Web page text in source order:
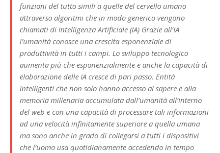
funzioni del tutto simili a quelle del cervello umano
attraverso algoritmi che in modo generico vengono
chiamati di Intelligenza Artificiale (IA) Grazie all’IA
l’umanità conosce una crescita esponenziale di
produttività in tutti i campi. Lo sviluppo tecnologico
aumenta più che esponenzialmente e anche la capacità di
elaborazione delle IA cresce di pari passo. Entità
intelligenti che non solo hanno accesso al sapere e alla
memoria millenaria accumulata dall’umanità all’interno
del web e con una capacità di processare tali informazioni
ad una velocità infinitamente superiore a quella umana
ma sono anche in grado di collegarsi a tutti i dispositivi
che l’uomo usa quotidianamente accedendo in tempo